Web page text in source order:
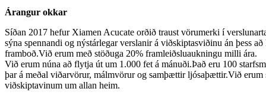
Árangur okkar
Síðan 2017 hefur Xiamen Acucate orðið traust vörumerki í
sýna spennandi og nýstárlegar verslanir á viðskiptasviðinu án þess
framboð.Við erum með stöðuga 20% framleiðsluaukningu milli ára.
Við erum núna að flytja út um 1.000 fet á mánuði.Það eru 100
þar á meðal viðarvörur, málmvörur og samþættir ljósaþættir.Við
viðskiptavinum um allan heim.